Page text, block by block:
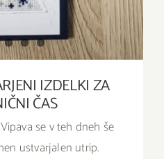
IZDELKI ZA
ČAS
se v teh dneh še
ustvarjalen utrip.